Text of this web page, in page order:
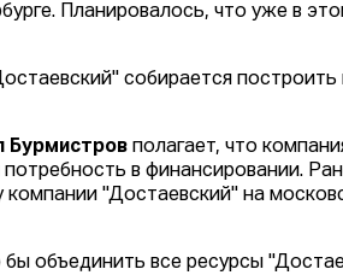
Планировалось, что уже в
собирается
Бурмистров полагает, что
в финансировании.
"Достаевский" на
объединить все ресурсы